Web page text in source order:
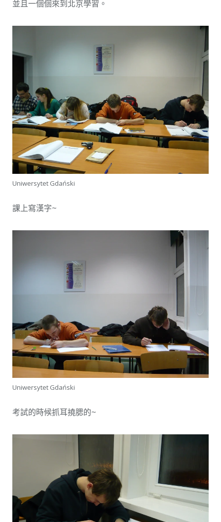
並且一個個來到北京學習。
Uniwersytet Gdański
課上寫漢字~
Uniwersytet Gdański
考試的時候抓耳撓腮的~